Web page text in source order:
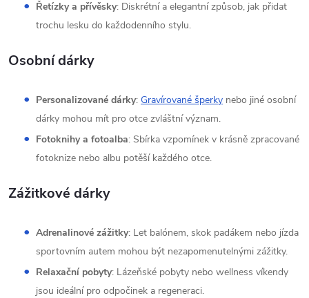
Řetízky a přívěsky: Diskrétní a elegantní způsob, jak přidat
trochu lesku do každodenního stylu.
Osobní dárky
Personalizované dárky: Gravírované šperky nebo jiné osobní
dárky mohou mít pro otce zvláštní význam.
Fotoknihy a fotoalba: Sbírka vzpomínek v krásně zpracované
fotoknize nebo albu potěší každého otce.
Zážitkové dárky
Adrenalinové zážitky: Let balónem, skok padákem nebo jízda
sportovním autem mohou být nezapomenutelnými zážitky.
Relaxační pobyty: Lázeňské pobyty nebo wellness víkendy
jsou ideální pro odpočinek a regeneraci.